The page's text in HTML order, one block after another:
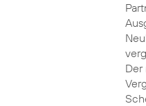
Der